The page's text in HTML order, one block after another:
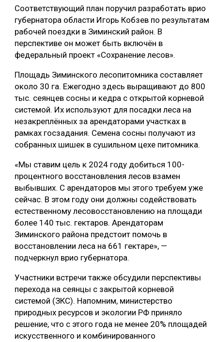
ЛЕСОВОССТАНОВЛЕНИЕ И ЗАЩИТА
ЛОГИСТИКА
ПРОИЗВОДСТВО ДРЕВЕСНЫХ ПЛИТ
КОМПЛЕКСНАЯ ПЕРЕРАБОТКА
ЛЕСОПИЛЕНИЕ
ДЕРЕВЯННОЕ ДОМОСТРОЕНИЕ
БЕЗОПАСНОЕ ПРОИЗВОДСТВО
СОРТИРОВКА ДРЕВЕСИНЫ
СУШКА ДРЕВЕСИНЫ
МЕБЕЛЬНОЕ ПРОИЗВОДСТВО
ТЕМАТИЧЕСКИЕ ПРОЕКТЫ
Соответствующий план поручил разработать врио
губернатора области Игорь Кобзев по результатам
рабочей поездки в Зиминский район. В
перспективе он может быть включён в
федеральный проект «Сохранение лесов».
Площадь Зиминского лесопитомника составляет
около 30 га. Ежегодно здесь выращивают до 800
тыс. сеянцев сосны и кедра с открытой корневой
системой. Их используют для посадки леса на
незакреплённых за арендаторами участках в
рамках госзадания. Семена сосны получают из
собранных шишек в сушильном цехе питомника.
«Мы ставим цель к 2024 году добиться 100-
процентного восстановления лесов взамен
выбывших. С арендаторов мы этого требуем уже
сейчас. В этом году они должны содействовать
естественному лесовосстановлению на площади
более 140 тыс. гектаров. Арендаторам
Зиминского района предстоит помочь в
восстановлении леса на 661 гектаре», —
подчеркнул врио губернатора.
Участники встречи также обсудили перспективы
перехода на сеянцы с закрытой корневой
системой (ЗКС). Напомним, министерство
природных ресурсов и экологии РФ приняло
решение, что с этого года не менее 20% площадей
искусственного и комбинированного